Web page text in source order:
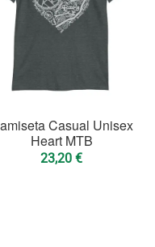
Casual Unisex
Heart MTB
23,20 €